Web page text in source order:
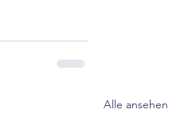
Alle ansehen